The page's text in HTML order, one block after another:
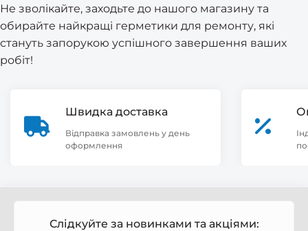
Не зволікайте, заходьте до нашого магазину та
обирайте найкращі герметики для ремонту, які
стануть запорукою успішного завершення ваших
робіт!
Швидка доставка
Відправка замовлень у день
оформлення
Слідкуйте за новинками та акціями: